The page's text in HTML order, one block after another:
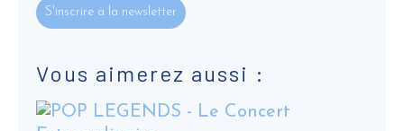
S'inscrire à la newsletter
Vous aimerez aussi :